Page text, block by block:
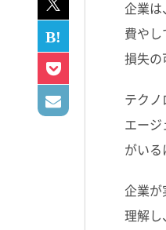
企業
費やし
損失の
テクノ
エージ
がいる
企業が
理解し